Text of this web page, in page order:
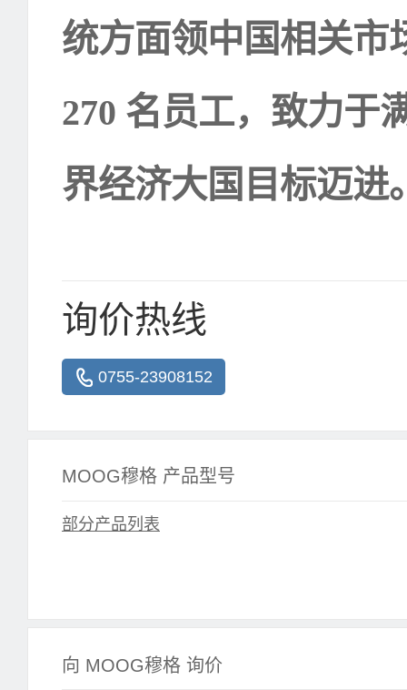
统方面领中国相关市
270 名员工，致力于
界经济大国目标迈进
询价热线
0755-23908152
MOOG穆格 产品型号
部分产品列表
向 MOOG穆格 询价